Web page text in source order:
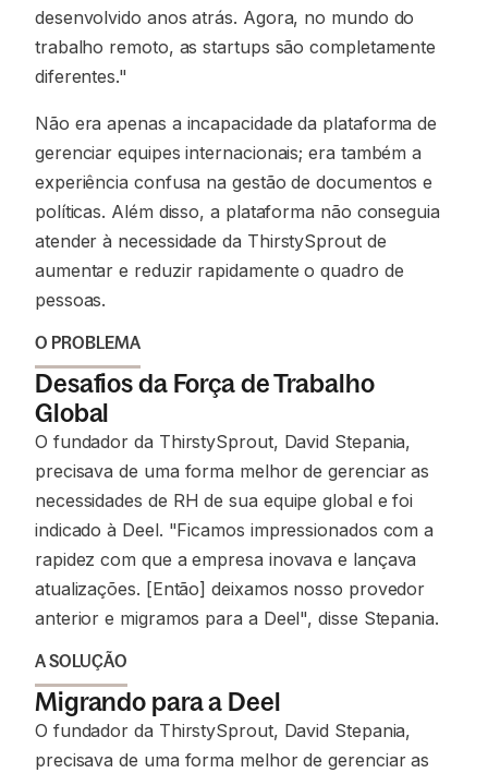
desenvolvido anos atrás. Agora, no mundo do
trabalho remoto, as startups são completamente
diferentes."
Não era apenas a incapacidade da plataforma de
gerenciar equipes internacionais; era também a
experiência confusa na gestão de documentos e
políticas. Além disso, a plataforma não conseguia
atender à necessidade da ThirstySprout de
aumentar e reduzir rapidamente o quadro de
pessoas.
O PROBLEMA
Desafios da Força de Trabalho
Global
O fundador da ThirstySprout, David Stepania,
precisava de uma forma melhor de gerenciar as
necessidades de RH de sua equipe global e foi
indicado à Deel. "Ficamos impressionados com a
rapidez com que a empresa inovava e lançava
atualizações. [Então] deixamos nosso provedor
anterior e migramos para a Deel", disse Stepania.
A SOLUÇÃO
Migrando para a Deel
O fundador da ThirstySprout, David Stepania,
precisava de uma forma melhor de gerenciar as